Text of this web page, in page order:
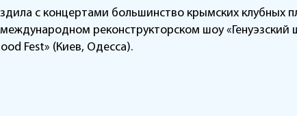
с концертами большинство крымских клубных
реконструкторском шоу
Fest» (Киев, Одесса).